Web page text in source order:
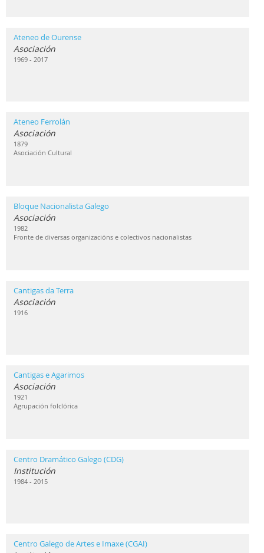
Ateneo de Ourense
Asociación
1969 - 2017
Ateneo Ferrolán
Asociación
1879
Asociación Cultural
Bloque Nacionalista Galego
Asociación
1982
Fronte de diversas organizacións e colectivos nacionalistas
Cantigas da Terra
Asociación
1916
Cantigas e Agarimos
Asociación
1921
Agrupación folclórica
Centro Dramático Galego (CDG)
Institución
1984 - 2015
Centro Galego de Artes e Imaxe (CGAI)